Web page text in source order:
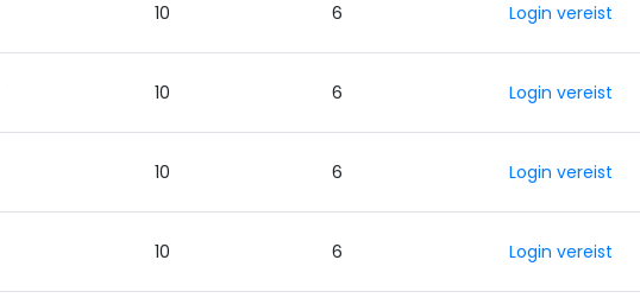
10 6 Login vereist
10 6 Login vereist
10 6 Login vereist
10 6 Login vereist